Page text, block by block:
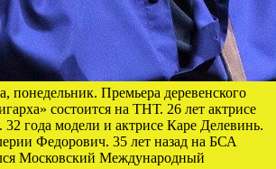
понедельник. Премьера деревенского
состоится на ТНТ. 26 лет актрисе
32 года модели и актрисе Каре Делевинь.
Федорович. 35 лет назад на БСА
Московский Международный